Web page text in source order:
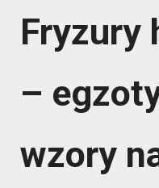
Fryzury
–
wzory